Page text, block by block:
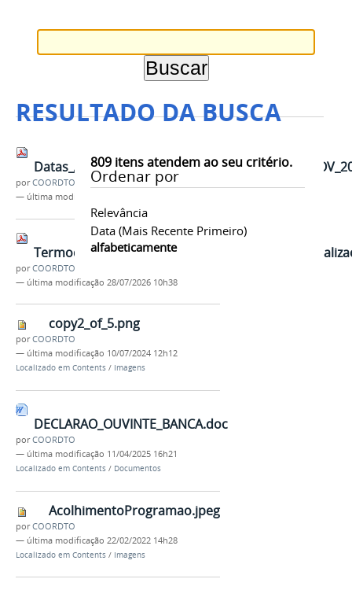
RESULTADO DA BUSCA
809itens atendem ao seu critério.
Ordenar por
Relevância
Data (mais Recente Primeiro)
alfabeticamente
porCOORDTO
— última modificação
porCOORDTO
— última modificação 28/07/2026 10h38
copy2_of_5.png
porCOORDTO
— última modificação 10/07/2024 12h12
Localizado em Contents / Imagens
DECLARAO_OUVINTE_BANCA.doc
porCOORDTO
— última modificação 11/04/2025 16h21
Localizado em Contents / Documentos
AcolhimentoProgramao.jpeg
porCOORDTO
— última modificação 22/02/2022 14h28
Localizado em Contents / Imagens